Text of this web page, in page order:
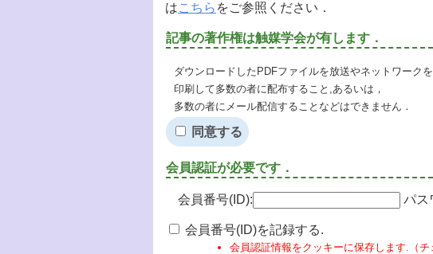
はこちら をご参照ください．
記事の著作権は触媒学会が有します．
ダウンロードしたPDFファイルを放送やネットワーク
印刷して多数の者に配布すること,あるいは，
多数の者にメール配信することなどはできません．
同意する
会員認証が必要です．
会員番号(ID): パス
会員番号(ID)を記録する.
会員認証情報をクッキーに保存します.（